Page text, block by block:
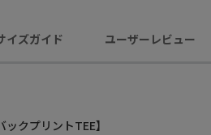
イズガイド ユーザーレビュー
クプリントTEE】